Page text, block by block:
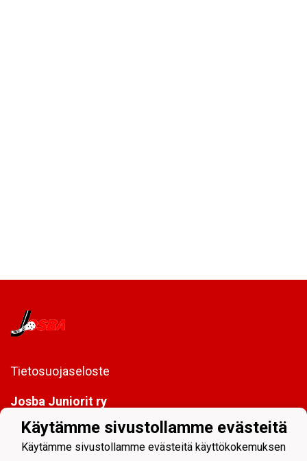
Tietosuojaseloste
Josba Juniorit ry
80101 Joensuu
toimisto@josbajuniorit.fi
Käytämme sivustollamme evästeitä
Käytämme sivustollamme evästeitä käyttökokemuksen